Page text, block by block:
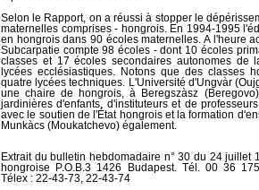
Selon le Rapport, on a réussi à stopper le
maternelles comprises - hongrois. En 1994-1995
en hongrois dans 90 écoles maternelles. A l'heure
Subcarpatie compte 98 écoles - dont 10 écoles
classes et 17 écoles secondaires autonomes de
lycées ecclésiastiques. Notons que des classes
quatre lycées techniques. L'Université d'Ungvàr
une chaire de hongrois, à Beregszàsz
jardinières d'enfants, d'instituteurs et de
avec le soutien de l'État hongrois et la formation
Munkàcs (Moukatchevo) également.
Extrait du bulletin hebdomadaire n° 30 du 24 juillet
hongroise P.O.B.3 1426 Budapest. Tél. 00 36
Télex : 22-43-73, 22-43-74